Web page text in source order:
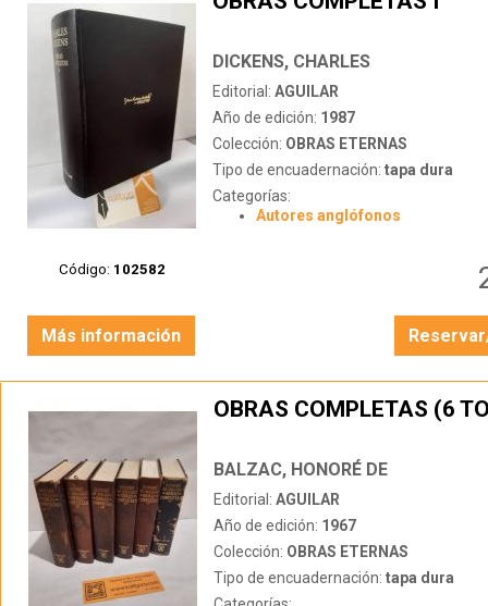
Código: 102582
DICKENS, CHARLES
Editorial: AGUILAR
Año de edición: 1987
Colección: OBRAS ETERNAS
Tipo de encuadernación: tapa dura
Categorías:
Autores anglófonos
Más información
OBRAS COMPLETAS (6
BALZAC, HONORÉ DE
Editorial: AGUILAR
Año de edición: 1967
Colección: OBRAS ETERNAS
Tipo de encuadernación: tapa dura